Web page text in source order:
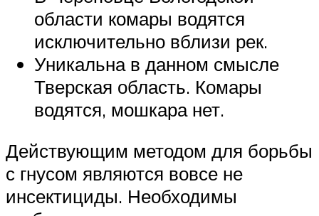
области комары водятся
исключительно вблизи рек.
Уникальна в данном смысле
Тверская область. Комары
водятся, мошкара нет.
Действующим методом для борьбы
с гнусом являются вовсе не
инсектициды. Необходимы